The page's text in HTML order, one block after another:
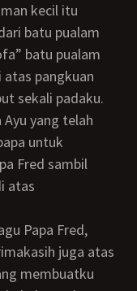
kecil itu
batu pualam
batu pualam
pangkuan
sekali padaku.
untuk
Fred sambil
atas
juga atas
membuatku